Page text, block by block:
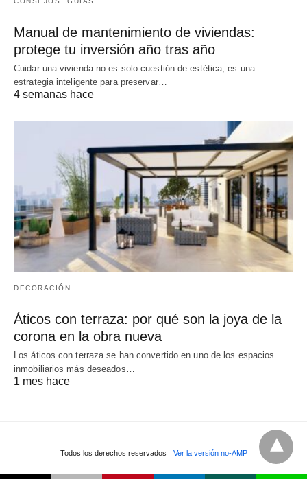
Manual de mantenimiento de viviendas:
protege tu inversión año tras año
Cuidar una vivienda no es solo cuestión de estética; es una
estrategia inteligente para preservar…
4 semanas hace
DECORACIÓN
Áticos con terraza: por qué son la joya de la
corona en la obra nueva
Los áticos con terraza se han convertido en uno de los espacios
inmobiliarios más deseados…
1 mes hace
Todos los derechos reservados Ver la versión no-AMP